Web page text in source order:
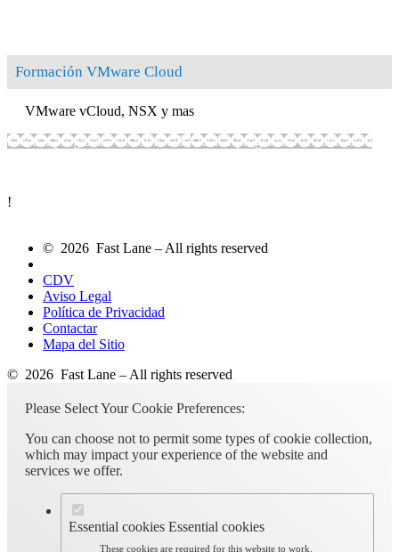
Formación VMware Cloud
VMware vCloud, NSX y mas
Mostrar programas de formaciónOcultar programas de formación
!
© 2026 Fast Lane – All rights reserved
CDV
Aviso Legal
Política de Privacidad
Contactar
Mapa del Sitio
© 2026 Fast Lane – All rights reserved
Please Select Your Cookie Preferences:
You can choose not to permit some types of cookie collection,
which may impact your experience of the website and
services we offer.
Essential cookies Essential cookies
These cookies are required for this website to work.